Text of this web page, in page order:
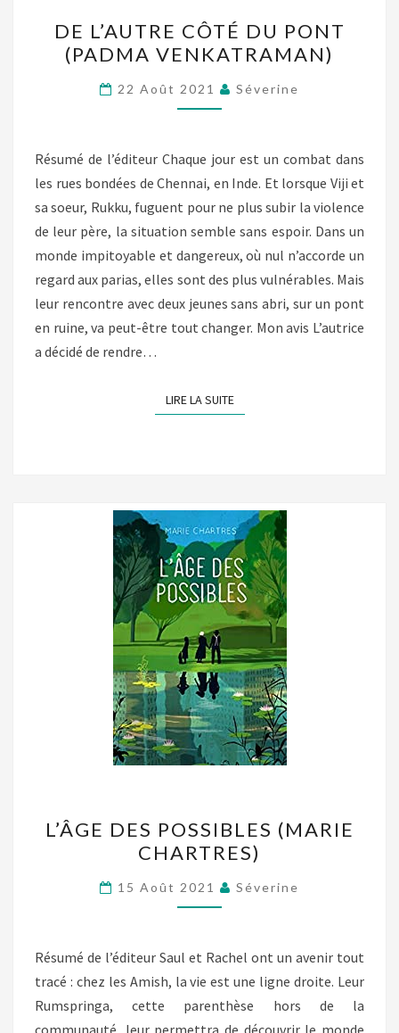
L’AUTRE
CÔTÉ
DU
PONT
VENKATRAMAN)
DE L’AUTRE CÔTÉ DU PONT
(PADMA VENKATRAMAN)
22 Août 2021 Séverine
Résumé de l’éditeur Chaque jour est un combat dans
les rues bondées de Chennai, en Inde. Et lorsque Viji et
sa soeur, Rukku, fuguent pour ne plus subir la violence
de leur père, la situation semble sans espoir. Dans un
monde impitoyable et dangereux, où nul n’accorde un
regard aux parias, elles sont des plus vulnérables. Mais
leur rencontre avec deux jeunes sans abri, sur un pont
en ruine, va peut-être tout changer. Mon avis L’autrice
a décidé de rendre…
LIRE LA SUITELIRE LA SUITE
DES
POSSIBLES
(MARIE
CHARTRES)
L’ÂGE DES POSSIBLES (MARIE
CHARTRES)
15 Août 2021 Séverine
Résumé de l’éditeur Saul et Rachel ont un avenir tout
tracé : chez les Amish, la vie est une ligne droite. Leur
Rumspringa, cette parenthèse hors de la